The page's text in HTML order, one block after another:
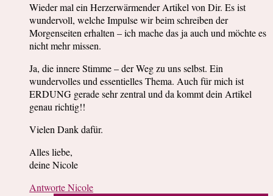
Wieder mal ein Herzerwärmender Artikel von Dir. Es ist
wundervoll, welche Impulse wir beim schreiben der
Morgenseiten erhalten – ich mache das ja auch und möchte es
nicht mehr missen.
Ja, die innere Stimme – der Weg zu uns selbst. Ein
wundervolles und essentielles Thema. Auch für mich ist
ERDUNG gerade sehr zentral und da kommt dein Artikel
genau richtig!!
Vielen Dank dafür.
Alles liebe,
deine Nicole
Antworte Nicole